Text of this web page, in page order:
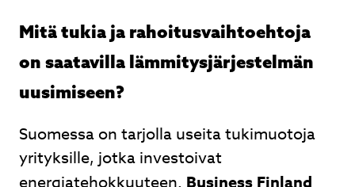
Mitä tukia ja rahoitusvaihtoehtoja
on saatavilla lämmitysjärjestelmän
uusimiseen?
Suomessa on tarjolla useita tukimuotoja
yrityksille, jotka investoivat
Business Finland